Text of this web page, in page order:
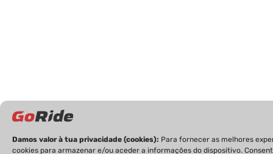
Damos valor à tua privacidade (cookies): Para fornecer as melhores
cookies para armazenar e/ou aceder a informações do dispositivo.